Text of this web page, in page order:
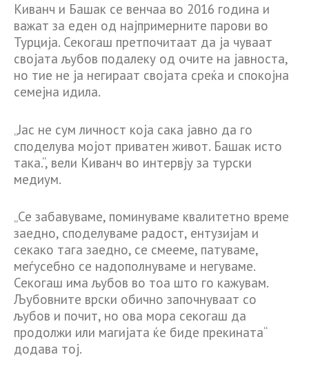
Киванч и Башак се венчаа во 2016 година и
важат за еден од најпримерните парови во
Турција. Секогаш претпочитаат да ја чуваат
својата љубов подалеку од очите на јавноста,
но тие не ја негираат својата среќа и спокојна
семејна идила.
„Јас не сум личност која сака јавно да го
споделува мојот приватен живот. Башак исто
така.“, вели Киванч во интервју за турски
медиум.
„Се забавуваме, поминуваме квалитетно време
заедно, споделуваме радост, ентузијам и
секако тага заедно, се смееме, патуваме,
меѓусебно се надополнуваме и негуваме.
Секогаш има љубов во тоа што го кажувам.
Љубовните врски обично започнуваат со
љубов и почит, но ова мора секогаш да
продолжи или магијата ќе биде прекината“
додава тој.